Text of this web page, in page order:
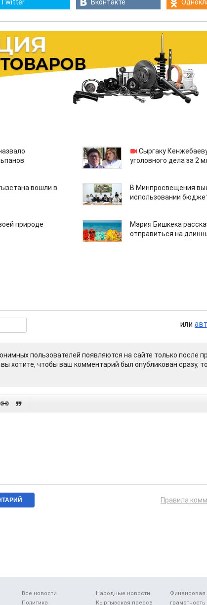
Twitter Вконтакте
Сыргаку
уголовного дела за 2
вошли в
В Минпросвещения
использовании
природе
Мэрия Бишкека
отправиться на
или
пользователей появляются на сайте только после
хотите, чтобы ваш комментарий был опубликован сразу, то
 
Правила
Все новости
Политика
Народные новости
Кыргызская пресса
Финансовая
грамотность